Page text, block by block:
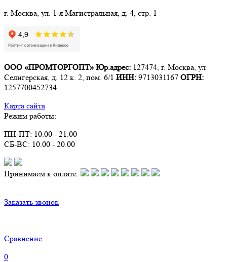
г. Москва, ул. 1-я Магистральная, д. 4, стр. 1
ООО «ПРОМТОРГОПТ» Юр.адрес: 127474, г. Москва, ул
Селигерская, д. 12 к. 2, пом. 6/1 ИНН: 9713031167 ОГРН:
1257700452734
Карта сайта
Режим работы:
ПН-ПТ: 10.00 - 21.00
СБ-ВС: 10.00 - 20.00
Принимаем к оплате:
Заказать звонок
Сравнение
0